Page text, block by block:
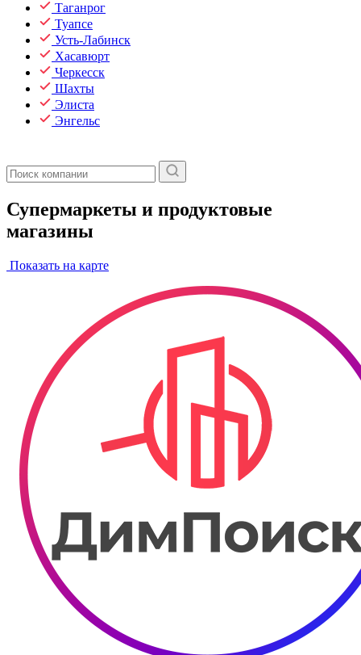
Таганрог
Туапсе
Усть-Лабинск
Хасавюрт
Черкесск
Шахты
Элиста
Энгельс
Супермаркеты и продуктовые
магазины
Показать на карте